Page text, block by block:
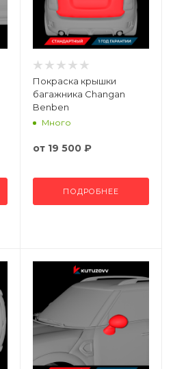
Покраска крышки
багажника Changan
Benben
Много
от 19 500 ₽
ПОДРОБНЕЕ